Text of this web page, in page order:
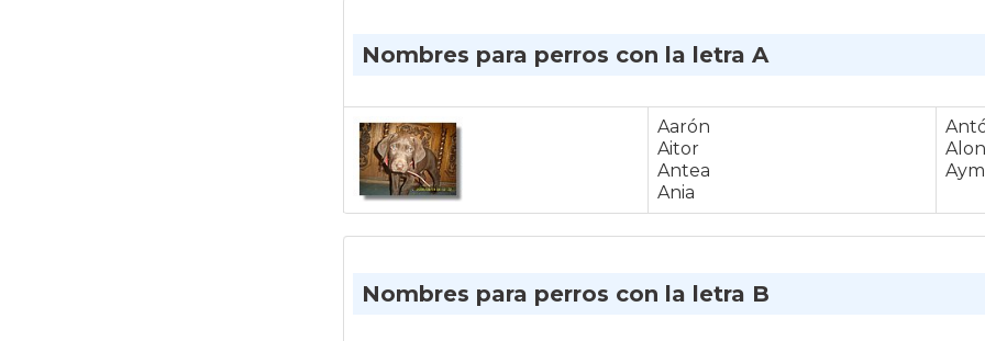
Nombres para perros con la letra A
Aarón
Aitor
Antea
Ania
Alon
Nombres para perros con la letra B